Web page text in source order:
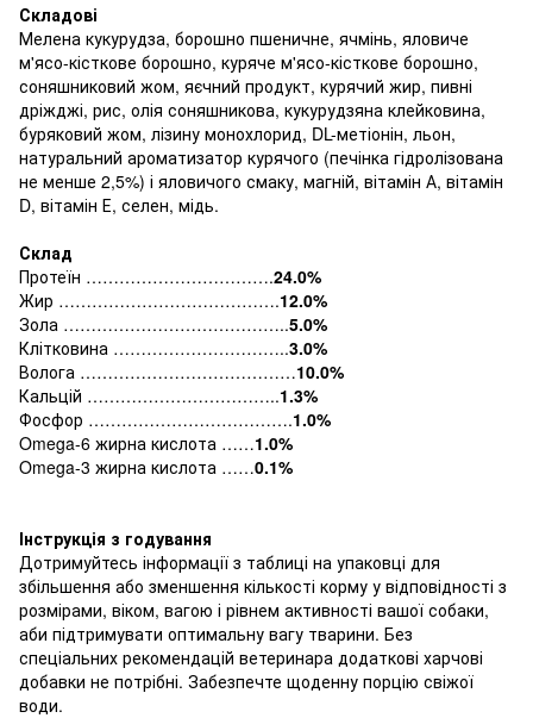
Складові
Мелена кукурудза, борошно пшеничне, ячмінь, яловиче
м'ясо-кісткове борошно, куряче м'ясо-кісткове борошно,
соняшниковий жом, яєчний продукт, курячий жир, пивні
дріжджі, рис, олія соняшникова, кукурудзяна клейковина,
буряковий жом, лізину монохлорид, DL-метіонін, льон,
натуральний ароматизатор курячого (печінка гідролізована
не менше 2,5%) і яловичого смаку, магній, вітамін А, вітамін
D, вітамін Е, селен, мідь.
Склад
Протеїн …………………………….24.0%
Жир ………………………………….12.0%
Зола …………………………………..5.0%
Клітковина …………………………..3.0%
Волога …………………………………10.0%
Кальцій ……………………………..1.3%
Фосфор ……………………………….1.0%
Omega-6 жирна кислота ……1.0%
Omega-3 жирна кислота ……0.1%
Інструкція з годування
Дотримуйтесь інформації з таблиці на упаковці для
збільшення або зменшення кількості корму у відповідності з
розмірами, віком, вагою і рівнем активності вашої собаки,
аби підтримувати оптимальну вагу тварини. Без
спеціальних рекомендацій ветеринара додаткові харчові
добавки не потрібні. Забезпечте щоденну порцію свіжої
води.